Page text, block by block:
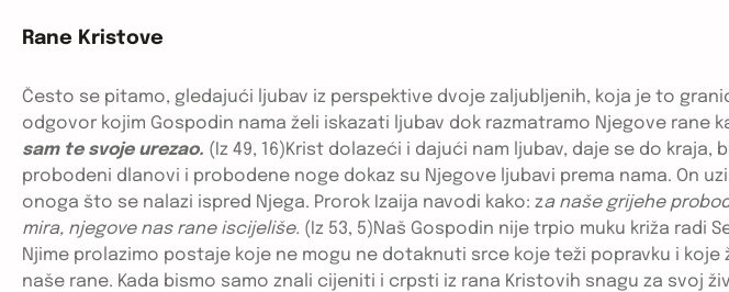
Rane Kristove
Često se pitamo, gledajući ljubav iz perspektive dvoje zaljubljenih, koja je to
odgovor kojim Gospodin nama želi iskazati ljubav dok razmatramo Njegove rane
sam te svoje urezao. (Iz 49, 16)Krist dolazeći i dajući nam ljubav, daje se do
probodeni dlanovi i probodene noge dokaz su Njegove ljubavi prema nama. On
onoga što se nalazi ispred Njega. Prorok Izaija navodi kako: za naše grijehe
mira, njegove nas rane iscijeliše. (Iz 53, 5)Naš Gospodin nije trpio muku križa radi
Njime prolazimo postaje koje ne mogu ne dotaknuti srce koje teži popravku i
naše rane. Kada bismo samo znali cijeniti i crpsti iz rana Kristovih snagu za svoj